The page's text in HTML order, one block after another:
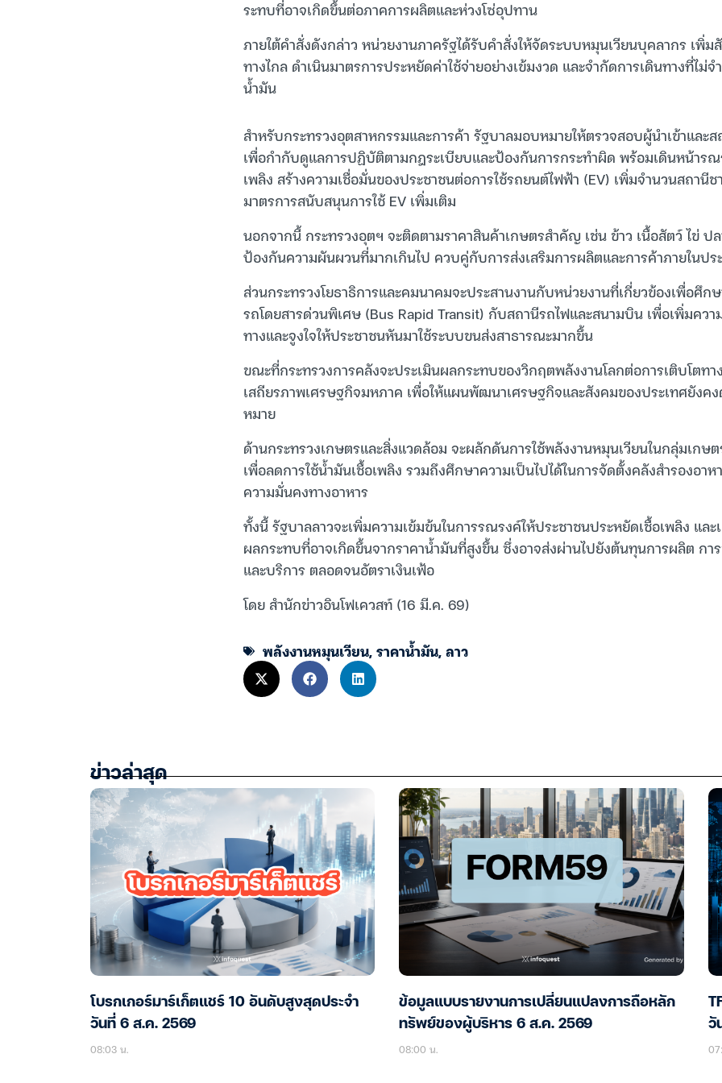
ระทบที่อาจเกิดขึ้นต่อภาคการผลิตและห่วงโซ่อุปทาน
ภายใต้คำสั่งดังกล่าว หน่วยงานภาครัฐได้รับคำสั่งให้จัดระบบหมุนเวียนบุคลากร เพิ่
ทางไกล ดำเนินมาตรการประหยัดค่าใช้จ่ายอย่างเข้มงวด และจำกัดการเดินทางที่ไม่จ
น้ำมัน
สำหรับกระทรวงอุตสาหกรรมและการค้า รัฐบาลมอบหมายให้ตรวจสอบผู้นำเข้าและ
เพื่อกำกับดูแลการปฏิบัติตามกฎระเบียบและป้องกันการกระทำผิด พร้อมเดินหน้าร
เพลิง สร้างความเชื่อมั่นของประชาชนต่อการใช้รถยนต์ไฟฟ้า (EV) เพิ่มจำนวนสถานี
มาตรการสนับสนุนการใช้ EV เพิ่มเติม
นอกจากนี้ กระทรวงอุตฯ จะติดตามราคาสินค้าเกษตรสำคัญ เช่น ข้าว เนื้อสัตว์ ไข่ ป
ป้องกันความผันผวนที่มากเกินไป ควบคู่กับการส่งเสริมการผลิตและการค้าภายในปร
ส่วนกระทรวงโยธาธิการและคมนาคมจะประสานงานกับหน่วยงานที่เกี่ยวข้องเพื่อศึก
รถโดยสารด่วนพิเศษ (Bus Rapid Transit) กับสถานีรถไฟและสนามบิน เพื่อเพิ่มควา
ทางและจูงใจให้ประชาชนหันมาใช้ระบบขนส่งสาธารณะมากขึ้น
ขณะที่กระทรวงการคลังจะประเมินผลกระทบของวิกฤตพลังงานโลกต่อการเติบโตทา
เสถียรภาพเศรษฐกิจมหภาค เพื่อให้แผนพัฒนาเศรษฐกิจและสังคมของประเทศยังคง
หมาย
ด้านกระทรวงเกษตรและสิ่งแวดล้อม จะผลักดันการใช้พลังงานหมุนเวียนในกลุ่มเกษ
เพื่อลดการใช้น้ำมันเชื้อเพลิง รวมถึงศึกษาความเป็นไปได้ในการจัดตั้งคลังสำรองอาห
ความมั่นคงทางอาหาร
ทั้งนี้ รัฐบาลลาวจะเพิ่มความเข้มข้นในการรณรงค์ให้ประชาชนประหยัดเชื้อเพลิง แล
ผลกระทบที่อาจเกิดขึ้นจากราคาน้ำมันที่สูงขึ้น ซึ่งอาจส่งผ่านไปยังต้นทุนการผลิต กา
และบริการ ตลอดจนอัตราเงินเฟ้อ
โดย สำนักข่าวอินโฟเควสท์ (16 มี.ค. 69)
พลังงานหมุนเวียน,ราคาน้ำมัน,ลาว
ข่าวล่าสุด
โบรกเกอร์มาร์เก็ตแชร์ 10 อันดับสูงสุดประจำ
วันที่ 6 ส.ค. 2569
08:03 น.
ข้อมูลแบบรายงานการเปลี่ยนแปลงการถือหลัก
ทรัพย์ของผู้บริหาร 6 ส.ค. 2569
08:00 น.
วั